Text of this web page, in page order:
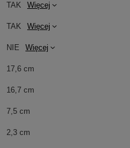
TAK Więcej
TAK Więcej
NIE Więcej
17,6 cm
16,7 cm
7,5 cm
2,3 cm